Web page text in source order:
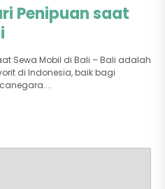
Penipuan saat
Sewa Mobil di Bali – Bali adalah
di Indonesia, baik bagi